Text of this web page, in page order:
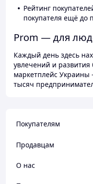
Рейтинг
покупателя ещё до
Prom — для
Каждый день здесь
увлечений и
маркетплейс Украины
тысяч
Покупателям
Продавцам
О нас